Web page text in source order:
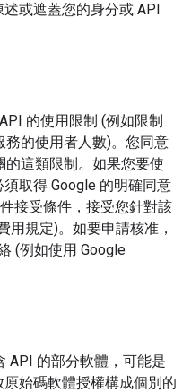
或遮蓋您的身分或 API
的使用限制 (例如限制
的使用者人數)。您同意
的這類限制。如果您要使
取得 Google 的明確同意
接受條件，接受您針對該
規定)。如要申請核准，
(例如使用 Google
API 的部分軟體，可能是
始碼軟體授權構成個別的